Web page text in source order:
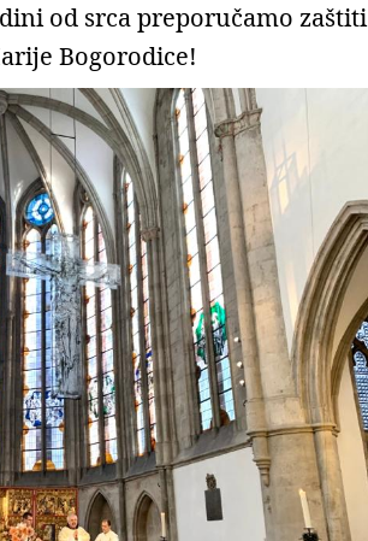
od srca preporučamo zaštiti
Bogorodice!